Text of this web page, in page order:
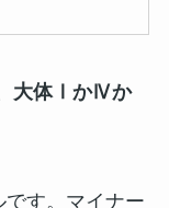
大体ⅠかⅣか
す。マイナー